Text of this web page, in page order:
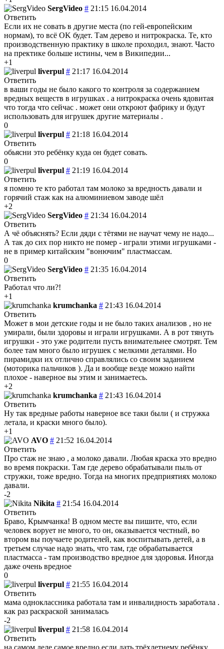
SergVideo # 21:15 16.04.2014
Ответить
Если их не совать в другие места (по гей-европейским
нормам), то всё OK будет. Там дерево и нитрокраска. Те, кто
производственную практику в школе проходил, знают. Часто
на пректике больше истины, чем в Википедии...
+1
liverpul # 21:17 16.04.2014
Ответить
в ваши годы не было какого то контроля за содержанием
вредных веществ в игрушках . а нитрокраска очень ядовитая
что тогда что сейчас . может они откроют фабрику и будут
использовать для игрушек другие материалы .
0
liverpul # 21:18 16.04.2014
Ответить
обьясни это ребёнку куда он будет совать.
0
liverpul # 21:19 16.04.2014
Ответить
я помню те кто работал там молоко за вредность давали и
горячий стаж как на алюминиевом заводе шёл
+2
SergVideo # 21:34 16.04.2014
Ответить
А чё объяснять? Если дяди с тётями не научат чему не надо...
А так до сих пор никто не помер - играли этими игрушками -
не в пример китайским "вонючим" пластмассам.
0
SergVideo # 21:35 16.04.2014
Ответить
Работал что ли?!
+1
krumchanka # 21:43 16.04.2014
Ответить
Может в мои детские годы и не было таких анализов , но не
умирали, были здоровы и играли игрушками. А в рот тянуть
игрушки - это уже родители пусть внимательнее смотрят. Тем
более там много было игрушек с мелкими деталями. Но
пирамидки их отлично справлялись со своим заданием
(моторика пальчиков ). Да и вообще везде можно найти
плохое - наверное вы этим и занимаетесь.
+2
krumchanka # 21:43 16.04.2014
Ответить
Ну так вредные работы наверное все таки были ( и стружка
летала, и краски много было).
+1
AVO # 21:52 16.04.2014
Ответить
Про стаж не знаю , а молоко давали. Любая краска это вредно
во время покраски. Там где дерево обрабатывали пыль от
стружки, тоже вредно. Тогда на многих предприятиях молоко
давали.
-2
Nikita # 21:54 16.04.2014
Ответить
Браво, Крымчанка! В одном месте вы пишите, что, если
человек ворует не много, то он, оказывается честный, во
втором вы поучаете родителей, как воспитывать детей, а в
третьем случае надо знать, что там, где обрабатывается
пластмасса - там производство вредное для здоровья. Иногда
даже очень вредное
0
liverpul # 21:55 16.04.2014
Ответить
мама одноклассника работала там и инвалидность заработала .
как раз раскраской занималась
-2
liverpul # 21:58 16.04.2014
Ответить
на самом деле самое вредно если дать трёхлетнему ребёнку